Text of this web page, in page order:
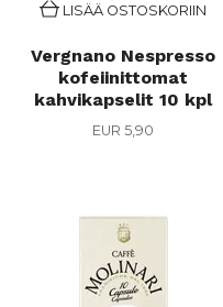
LISÄÄ OSTOSKORIIN
Vergnano Nespresso
kofeiinittomat
kahvikapselit 10 kpl
EUR 5,90